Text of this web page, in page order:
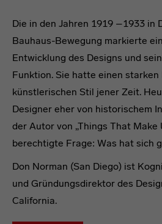
Die in den Jahren 1919 –1933 in
Bauhaus-Bewegung markierte
Entwicklung des Designs und
Funktion. Sie hatte einen starken
künstlerischen Stil jener Zeit.
Designer eher von historischem
der Autor von „Things That Make
berechtigte Frage: Was hat sich
Don Norman (San Diego) ist
und Gründungsdirektor des
California.